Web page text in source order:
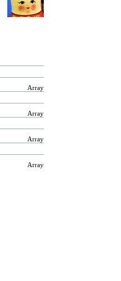
Array
Array
Array
Array